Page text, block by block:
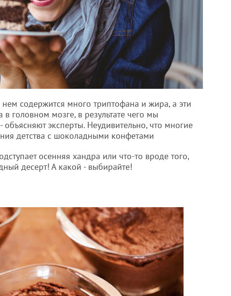
содержится много триптофана и жира, а эти
головном мозге, в результате чего мы
эксперты. Неудивительно, что многие
детства с шоколадными конфетами
осенняя хандра или что-то вроде того,
десерт! А какой - выбирайте!